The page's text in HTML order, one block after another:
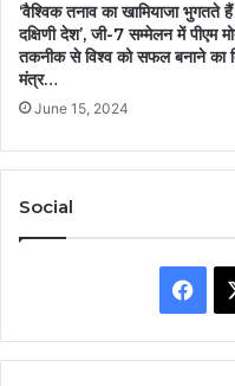
‘वैश्विक तनाव का खामियाजा भुगतते हैं
दक्षिणी देश’, जी-7 सम्मेलन में पीएम
तकनीक से विश्व को सफल बनाने का
मंत्र…
June 15, 2024
Social